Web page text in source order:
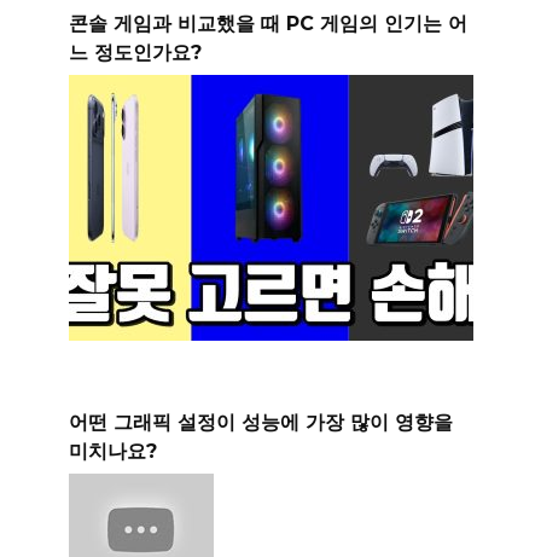
콘솔 게임과 비교했을 때 PC 게임의 인기는 어
느 정도인가요?
어떤 그래픽 설정이 성능에 가장 많이 영향을
미치나요?